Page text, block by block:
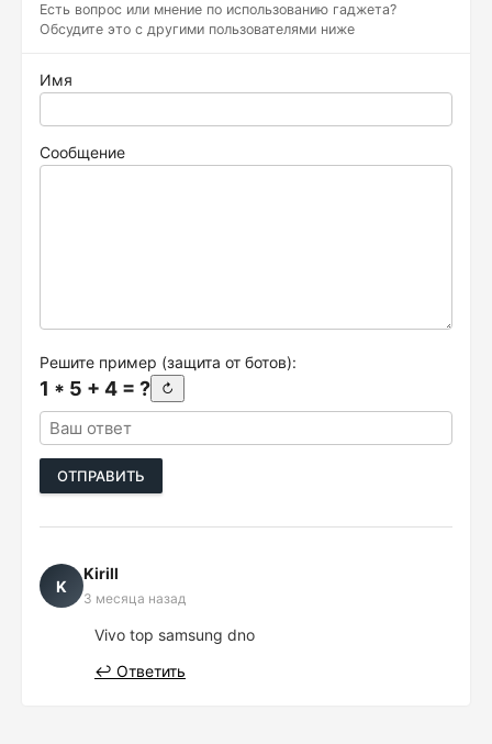
Есть вопрос или мнение по использованию гаджета?
Обсудите это с другими пользователями ниже
Имя
Сообщение
Решите пример (защита от ботов):
1 * 5 + 4 = ? ↻
ОТПРАВИТЬ
K
Kirill
3 месяца назад
Vivo top samsung dno
↩ Ответить